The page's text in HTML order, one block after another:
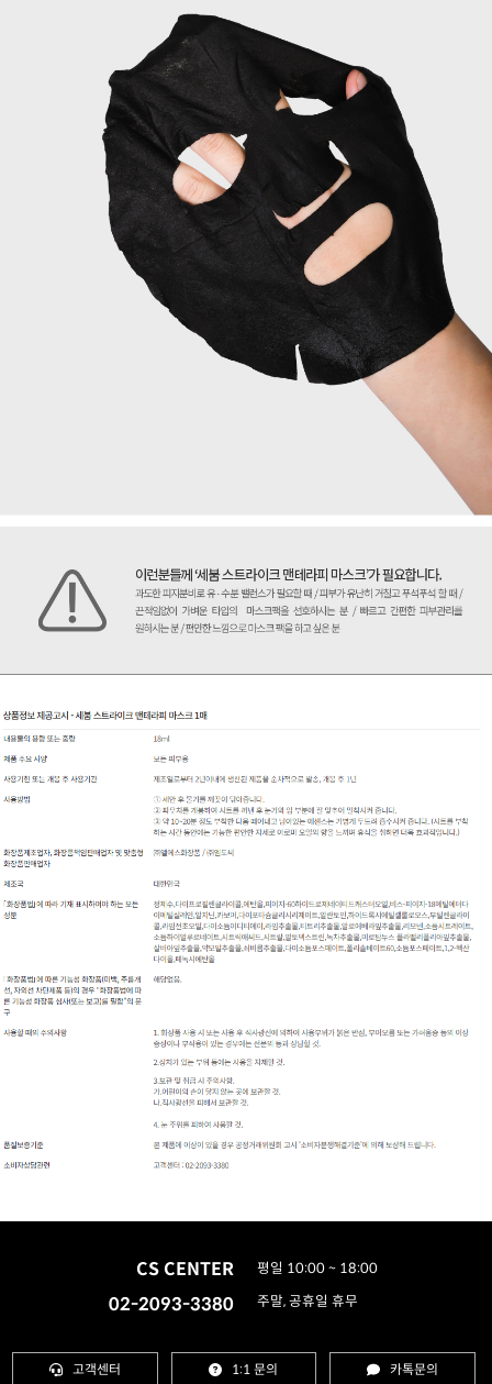
CS CENTER
02-2093-3380
평일 10:00 ~ 18:00
주말, 공휴일 휴무
고객센터 1:1 문의 카톡문의